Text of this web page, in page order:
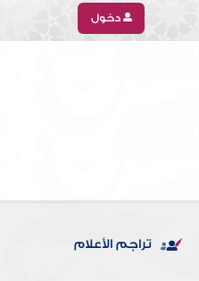
دخول
تراجم الأعلام